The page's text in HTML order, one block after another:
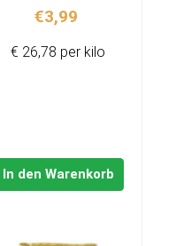
€3,99
In den Warenkorb
€ 26,78 per kilo